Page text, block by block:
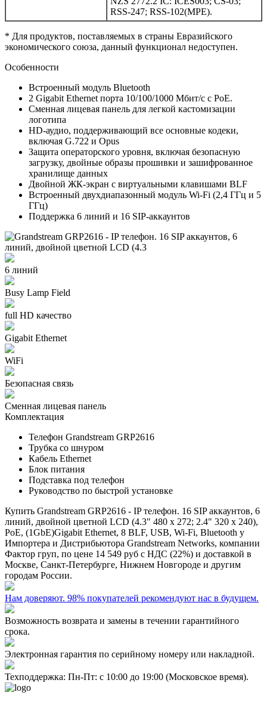
RSS-247; RSS-102(MPE).
* Для продуктов, поставляемых в страны Евразийского
экономического союза, данный функционал недоступен.
Особенности
Встроенный модуль Bluetooth
2 Gigabit Ethernet порта 10/100/1000 Мбит/с с PoE.
Сменная лицевая панель для легкой кастомизации
логотипа
HD-аудио, поддерживающий все основные кодеки,
включая G.722 и Opus
Защита операторского уровня, включая безопасную
загрузку, двойные образы прошивки и зашифрованное
хранилище данных
Двойной ЖК-экран с виртуальными клавишами BLF
Встроенный двухдиапазонный модуль Wi-Fi (2,4 ГГц и 5
ГГц)
Поддержка 6 линий и 16 SIP-аккаунтов
6 линий
Busy Lamp Field
full HD качество
Gigabit Ethernet
WiFi
Безопасная связь
Сменная лицевая панель
Комплектация
Телефон Grandstream GRP2616
Трубка со шнуром
Кабель Ethernet
Блок питания
Подставка под телефон
Руководство по быстрой установке
Купить Grandstream GRP2616 - IP телефон. 16 SIP аккаунтов, 6
линий, двойной цветной LCD (4.3" 480 x 272; 2.4" 320 x 240),
PoE, (1GbE)Gigabit Ethernet, 8 BLF, USB, Wi-Fi, Bluetooth у
Импортера и Дистрибьютора Grandstream Networks, компании
Фактор груп, по цене 14 549 руб с НДС (22%) и доставкой в
Москве, Санкт-Петербурге, Нижнем Новгороде и другим
городам России.
Нам доверяют. 98% покупателей рекомендуют нас в будущем.
Возможность возврата и замены в течении гарантийного
срока.
Электронная гарантия по серийному номеру или накладной.
Техподдержка: Пн-Пт: с 10:00 до 19:00 (Московское время).